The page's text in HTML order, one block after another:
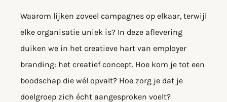
Waarom lijken zoveel campagnes op elkaar, terwijl
elke organisatie uniek is? In deze aflevering
duiken we in het creatieve hart van employer
branding: het creatief concept. Hoe kom je tot een
boodschap die wél opvalt? Hoe zorg je dat je
doelgroep zich écht aangesproken voelt?